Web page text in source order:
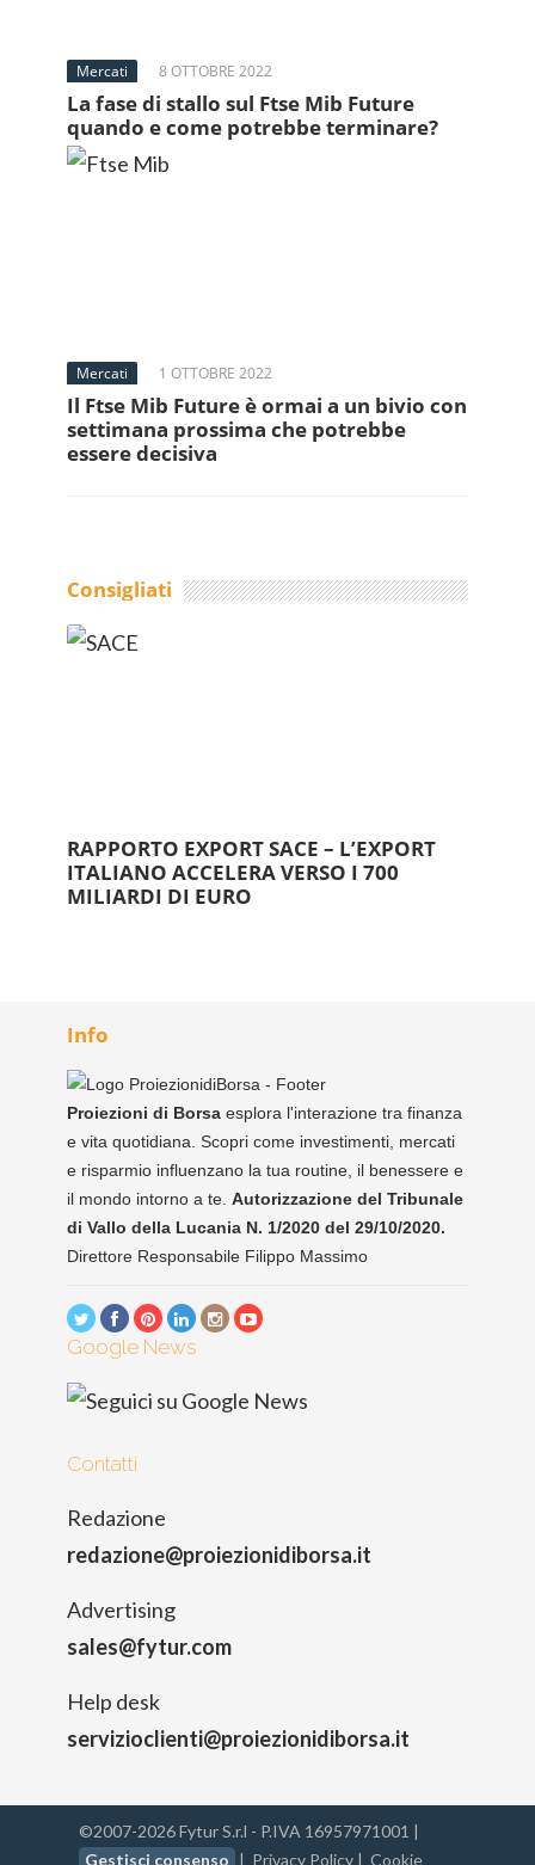
Mercati 8 OTTOBRE 2022
La fase di stallo sul Ftse Mib Future
quando e come potrebbe terminare?
Mercati 1 OTTOBRE 2022
Il Ftse Mib Future è ormai a un bivio con
settimana prossima che potrebbe
essere decisiva
Consigliati
RAPPORTO EXPORT SACE – L’EXPORT
ITALIANO ACCELERA VERSO I 700
MILIARDI DI EURO
Info
Proiezioni di Borsa esplora l'interazione tra finanza
e vita quotidiana. Scopri come investimenti, mercati
e risparmio influenzano la tua routine, il benessere e
il mondo intorno a te. Autorizzazione del Tribunale
di Vallo della Lucania N. 1/2020 del 29/10/2020.
Direttore Responsabile Filippo Massimo
Google News
Contatti
Redazione
redazione@proiezionidiborsa.it
Advertising
sales@fytur.com
Help desk
servizioclienti@proiezionidiborsa.it
©2007-2026 Fytur S.r.l - P.IVA 16957971001 |
Gestisci consenso | Privacy Policy | Cookie